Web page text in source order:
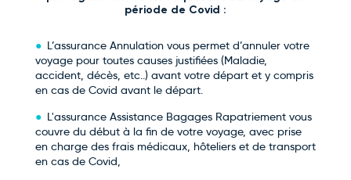
période de Covid :
L’assurance Annulation vous permet d’annuler votre
voyage pour toutes causes justifiées (Maladie,
accident, décès, etc..) avant votre départ et y compris
en cas de Covid avant le départ.
L'assurance Assistance Bagages Rapatriement vous
couvre du début à la fin de votre voyage, avec prise
en charge des frais médicaux, hôteliers et de transport
en cas de Covid,